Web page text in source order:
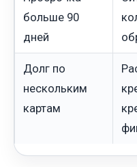
больше 90
дней
Долг по
нескольким
картам